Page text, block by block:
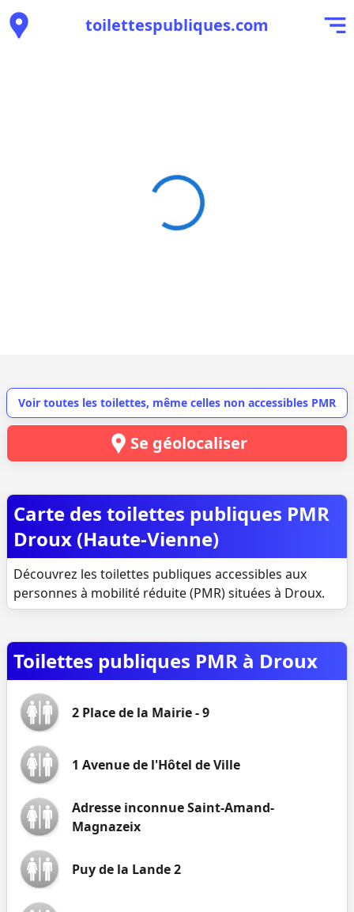
toilettespubliques.com
Voir toutes les toilettes, même celles non accessibles PMR
Se géolocaliser
Carte des toilettes publiques PMR
Droux (Haute-Vienne)
Découvrez les toilettes publiques accessibles aux
personnes à mobilité réduite (PMR) situées à Droux.
Toilettes publiques PMR à Droux
2 Place de la Mairie - 9
1 Avenue de l'Hôtel de Ville
Adresse inconnue Saint-Amand-
Magnazeix
Puy de la Lande 2